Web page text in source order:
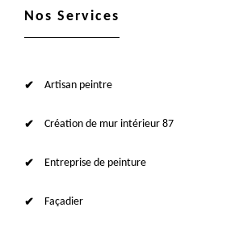
Nos Services
Artisan peintre
Création de mur intérieur 87
Entreprise de peinture
Façadier